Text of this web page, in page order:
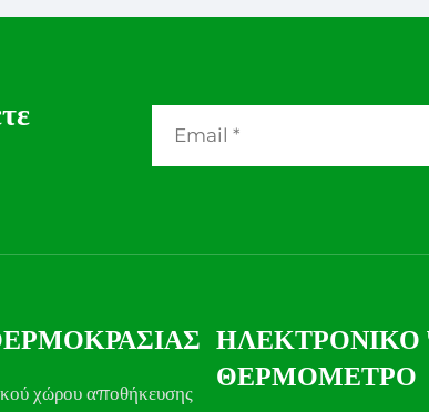
χώρου αποθήκευσης
ΘΕΡΜΌΜΕΤΡΟ